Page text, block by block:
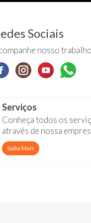
Sociais
nosso
Serviços
Conheça todos os
através de nossa
Saiba Mais